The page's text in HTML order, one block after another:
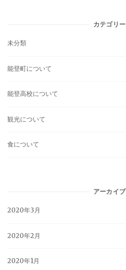
カテゴリー
未分類
能登町について
能登高校について
観光について
食について
アーカイブ
2020年3月
2020年2月
2020年1月